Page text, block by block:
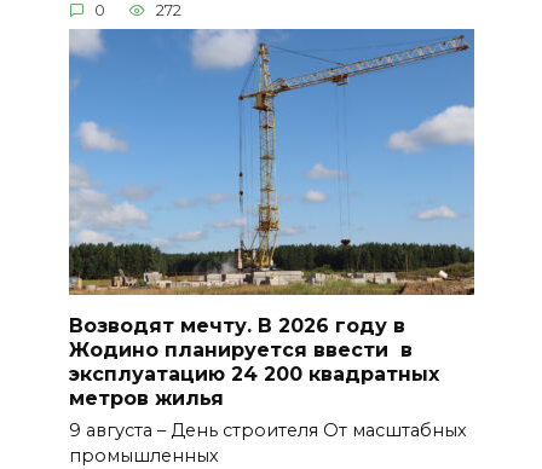
0 272
Возводят мечту. В 2026 году в
Жодино планируется ввести в
эксплуатацию 24 200 квадратных
метров жилья
9 августа – День строителя От масштабных
промышленных